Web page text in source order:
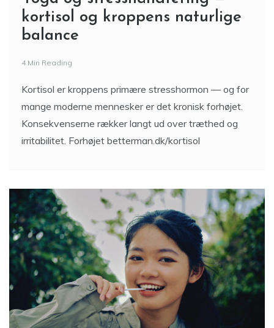
kortisol og kroppens naturlige
balance
4 Min Reading
Kortisol er kroppens primære stresshormon — og for
mange moderne mennesker er det kronisk forhøjet.
Konsekvenserne rækker langt ud over træthed og
irritabilitet. Forhøjet betterman.dk/kortisol